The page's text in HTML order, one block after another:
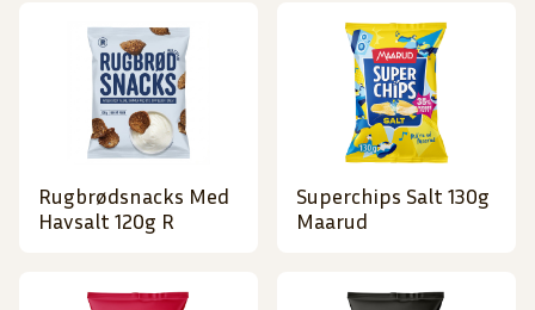
Rugbrødsnacks Med
Havsalt 120g R
Superchips Salt 130g
Maarud